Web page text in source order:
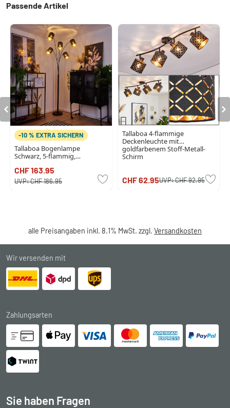
Passende Artikel
-10 % EXTRA SICHERN
Tallaboa Bogenlampe
Schwarz, 5-flammig,
CHF 163.95
UVP:CHF 186.95
Tallaboa 4-flammige
Deckenleuchte mit
goldfarbenem Stoff-Metall-
Schirm
CHF 62.95UVP:CHF 92.95
alle Preisangaben inkl. 8.1% MwSt. zzgl. Versandkosten
Wir versenden mit
Zahlungsarten
Sie haben Fragen